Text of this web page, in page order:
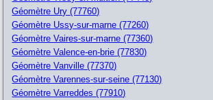
Géomètre Ury (77760)
Géomètre Ussy-sur-marne (77260)
Géomètre Vaires-sur-marne (77360)
Géomètre Valence-en-brie (77830)
Géomètre Vanville (77370)
Géomètre Varennes-sur-seine (77130)
Géomètre Varreddes (77910)